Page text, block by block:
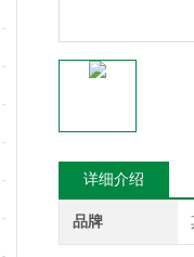
详细介绍
品牌